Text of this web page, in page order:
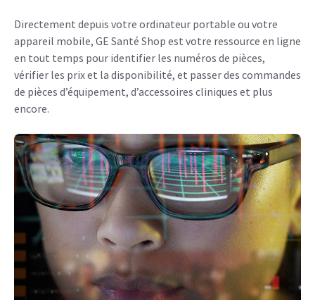
Directement depuis votre ordinateur portable ou votre
appareil mobile, GE Santé Shop est votre ressource en ligne
en tout temps pour identifier les numéros de pièces,
vérifier les prix et la disponibilité, et passer des commandes
de pièces d’équipement, d’accessoires cliniques et plus
encore.